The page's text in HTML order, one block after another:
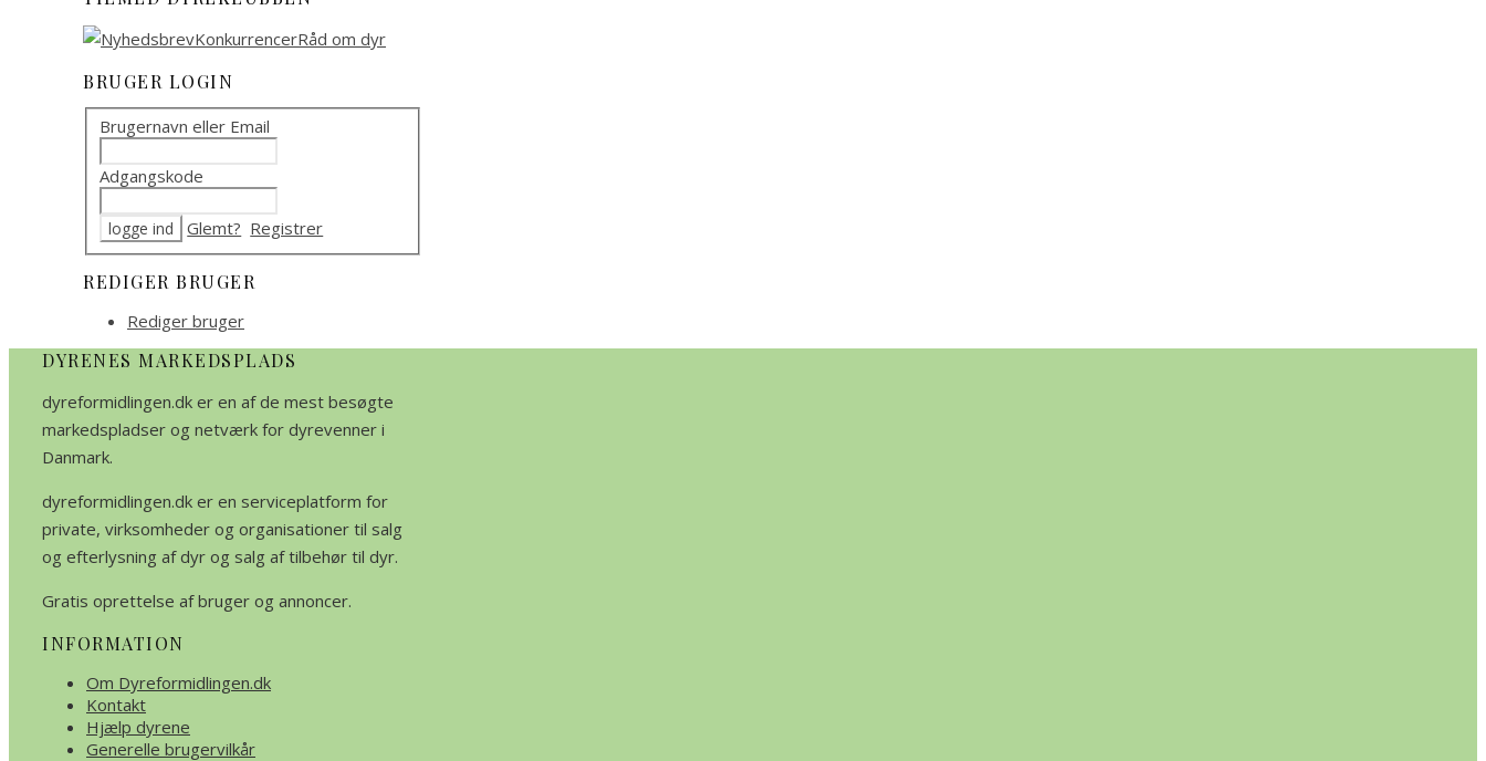
BRUGER LOGIN
Brugernavn eller Email
Adgangskode
Glemt? Registrer
REDIGER BRUGER
Rediger bruger
DYRENES MARKEDSPLADS
dyreformidlingen.dk er en af de mest besøgte
markedspladser og netværk for dyrevenner i
Danmark.
dyreformidlingen.dk er en serviceplatform for
private, virksomheder og organisationer til salg
og efterlysning af dyr og salg af tilbehør til dyr.
Gratis oprettelse af bruger og annoncer.
INFORMATION
Om Dyreformidlingen.dk
Kontakt
Hjælp dyrene
Generelle brugervilkår